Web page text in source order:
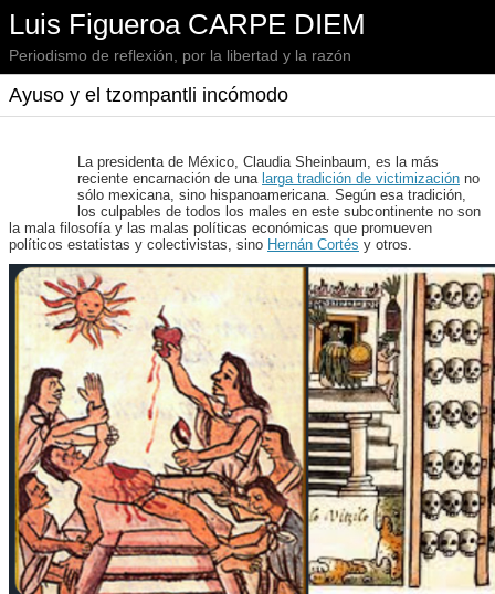
Luis Figueroa CARPE DIEM
Periodismo de reflexión, por la libertad y la razón
Ayuso y el tzompantli incómodo
La presidenta de México, Claudia Sheinbaum, es la más
reciente encarnación de una larga tradición de victimización no
sólo mexicana, sino hispanoamericana. Según esa tradición,
los culpables de todos los males en este subcontinente no son
la mala filosofía y las malas políticas económicas que promueven
políticos estatistas y colectivistas, sino Hernán Cortés y otros.